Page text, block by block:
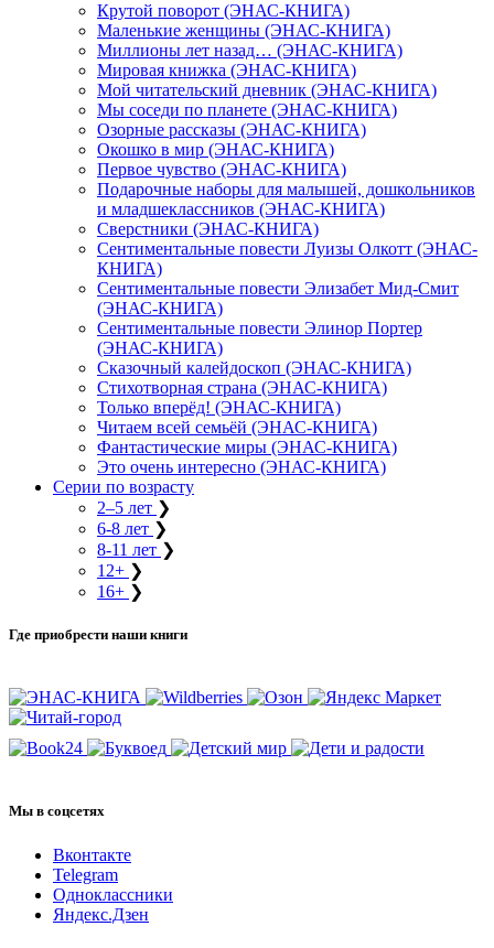
Крутой поворот (ЭНАС-КНИГА)
Маленькие женщины (ЭНАС-КНИГА)
Миллионы лет назад… (ЭНАС-КНИГА)
Мировая книжка (ЭНАС-КНИГА)
Мой читательский дневник (ЭНАС-КНИГА)
Мы соседи по планете (ЭНАС-КНИГА)
Озорные рассказы (ЭНАС-КНИГА)
Окошко в мир (ЭНАС-КНИГА)
Первое чувство (ЭНАС-КНИГА)
Подарочные наборы для малышей, дошкольников
и младшеклассников (ЭНАС-КНИГА)
Сверстники (ЭНАС-КНИГА)
Сентиментальные повести Луизы Олкотт (ЭНАС-
КНИГА)
Сентиментальные повести Элизабет Мид-Смит
(ЭНАС-КНИГА)
Сентиментальные повести Элинор Портер
(ЭНАС-КНИГА)
Сказочный калейдоскоп (ЭНАС-КНИГА)
Стихотворная страна (ЭНАС-КНИГА)
Только вперёд! (ЭНАС-КНИГА)
Читаем всей семьёй (ЭНАС-КНИГА)
Фантастические миры (ЭНАС-КНИГА)
Это очень интересно (ЭНАС-КНИГА)
Серии по возрасту
2–5 лет ❯
6-8 лет ❯
8-11 лет ❯
12+ ❯
16+ ❯
Где приобрести наши книги
Мы в соцсетях
Вконтакте
Telegram
Одноклассники
Яндекс.Дзен